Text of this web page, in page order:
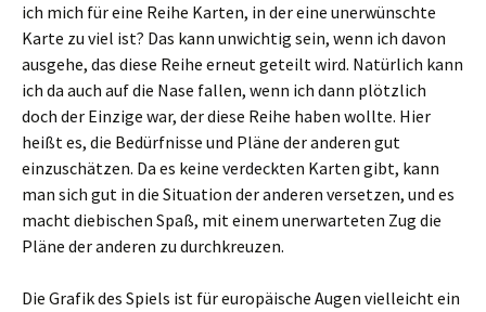
ich mich für eine Reihe Karten, in der eine unerwünschte
Karte zu viel ist? Das kann unwichtig sein, wenn ich davon
ausgehe, das diese Reihe erneut geteilt wird. Natürlich kann
ich da auch auf die Nase fallen, wenn ich dann plötzlich
doch der Einzige war, der diese Reihe haben wollte. Hier
heißt es, die Bedürfnisse und Pläne der anderen gut
einzuschätzen. Da es keine verdeckten Karten gibt, kann
man sich gut in die Situation der anderen versetzen, und es
macht diebischen Spaß, mit einem unerwarteten Zug die
Pläne der anderen zu durchkreuzen.
Die Grafik des Spiels ist für europäische Augen vielleicht ein